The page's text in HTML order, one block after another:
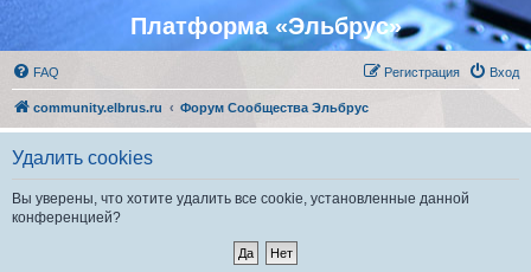
Платформа «Эльбрус»
FAQ Вход
Регистрация
community.elbrus.ru Форум Сообщества Эльбрус
Удалить cookies
Вы уверены, что хотите удалить все cookie, установленные данной
конференцией?